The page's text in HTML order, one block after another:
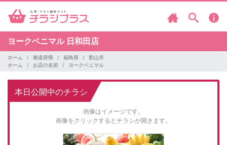
ヨークベニマル 日和田店
ホーム 都道府県 福島県
郡山市
ホーム
お店の名前 ヨークベニマル
本日公開中のチラシ
画像はイメージです。
画像をクリックするとチラシが開きます。